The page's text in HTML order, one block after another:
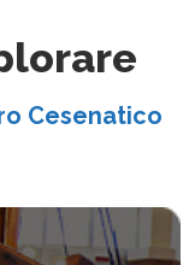
Cesenatico